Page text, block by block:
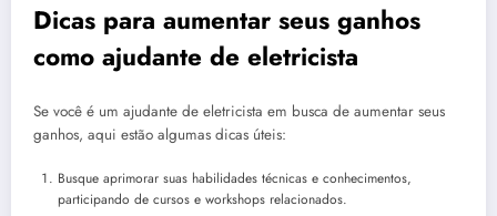
Dicas para aumentar seus ganhos
como ajudante de eletricista
Se você é um ajudante de eletricista em busca de aumentar seus
ganhos, aqui estão algumas dicas úteis:
Busque aprimorar suas habilidades técnicas e conhecimentos,
participando de cursos e workshops relacionados.